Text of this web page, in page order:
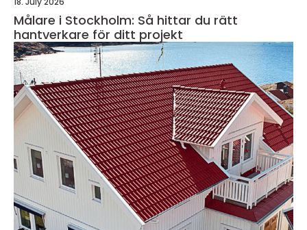
Målare i Stockholm: Så hittar du rätt
hantverkare för ditt projekt